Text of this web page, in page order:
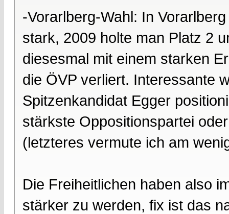
-Vorarlberg-Wahl: In
stark, 2009 holte man Platz 2
diesesmal mit einem starken
die ÖVP verliert. Interessante
Spitzenkandidat Egger
stärkste Oppositionspartei
(letzteres vermute ich am
Die Freiheitlichen haben also
stärker zu werden, fix ist das